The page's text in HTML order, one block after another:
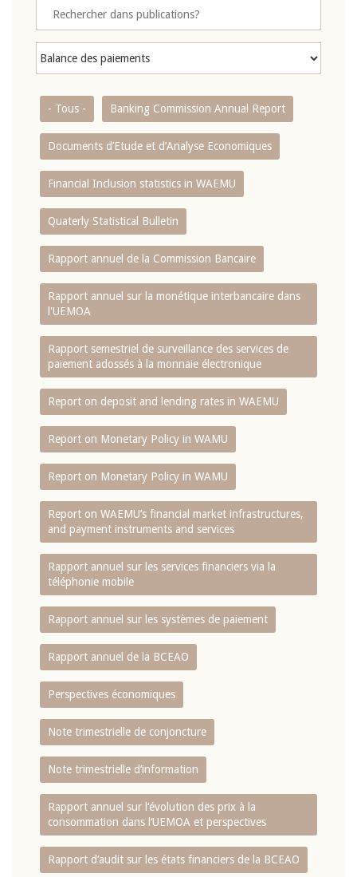
- Tous - Banking Commission Annual Report
Documents d’Etude et d’Analyse Economiques
Financial Inclusion statistics in WAEMU
Quaterly Statistical Bulletin
Rapport annuel de la Commission Bancaire
Rapport annuel sur la monétique interbancaire dans
l'UEMOA
Rapport semestriel de surveillance des services de
paiement adossés à la monnaie électronique
Report on deposit and lending rates in WAEMU
Report on Monetary Policy in WAMU
Report on Monetary Policy in WAMU
Report on WAEMU’s financial market infrastructures,
and payment instruments and services
Rapport annuel sur les services financiers via la
téléphonie mobile
Rapport annuel sur les systèmes de paiement
Rapport annuel de la BCEAO
Perspectives économiques
Note trimestrielle de conjoncture
Note trimestrielle d‘information
Rapport annuel sur l‘évolution des prix à la
consommation dans l‘UEMOA et perspectives
Rapport d‘audit sur les états financiers de la BCEAO